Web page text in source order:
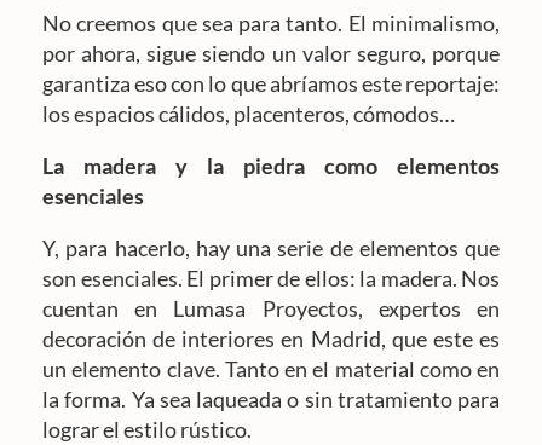
No creemos que sea para tanto. El minimalismo,
por ahora, sigue siendo un valor seguro, porque
garantiza eso con lo que abríamos este reportaje:
los espacios cálidos, placenteros, cómodos…
La madera y la piedra como elementos
esenciales
Y, para hacerlo, hay una serie de elementos que
son esenciales. El primer de ellos: la madera. Nos
cuentan en Lumasa Proyectos, expertos en
decoración de interiores en Madrid, que este es
un elemento clave. Tanto en el material como en
la forma. Ya sea laqueada o sin tratamiento para
lograr el estilo rústico.